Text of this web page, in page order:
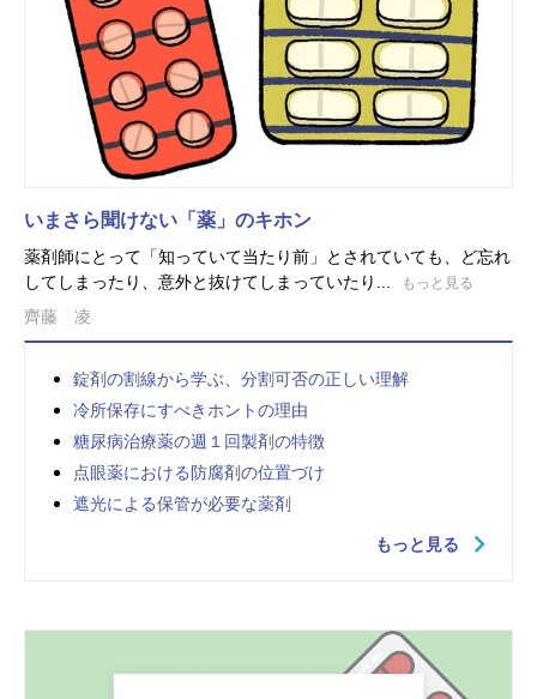
いまさら聞けない「薬」のキホン
薬剤師にとって「知っていて当たり前」とされていても、ど忘れ
してしまったり、意外と抜けてしまっていたり...
もっと見る
齊藤 凌
錠剤の割線から学ぶ、分割可否の正しい理解
冷所保存にすべきホントの理由
糖尿病治療薬の週１回製剤の特徴
点眼薬における防腐剤の位置づけ
遮光による保管が必要な薬剤
もっと見る